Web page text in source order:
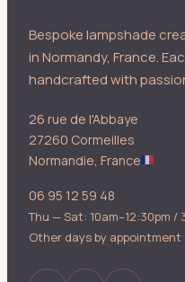
Bespoke lampshade
in Normandy, France.
handcrafted with
26 rue de l'Abbaye
27260 Cormeilles
Normandie, France
06 95 12 59 48
Thu — Sat: 10am–12:30pm /
Other days by appointment